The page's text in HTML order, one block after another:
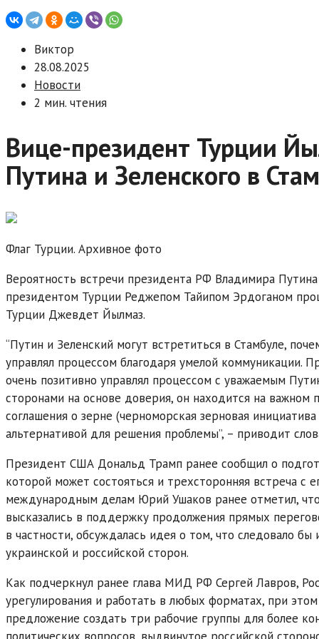
Виктор
28.08.2025
Новости
2 мин. чтения
Вице-президент Турции
Путина и Зеленского в
Флаг Турции. Архивное фото
Вероятность встречи президента РФ Владимира
президентом Турции Реджепом Тайипом Эрдоганом
Турции Джевдет Йылмаз.
“Путин и Зеленский могут встретиться в Стамбуле,
управлял процессом благодаря умелой коммуникации.
очень позитивно управлял процессом с уважаемым
сторонами на основе доверия, он находится на важном
соглашения о зерне (черноморская зерновая
альтернативой для решения проблемы”, – приводит
Президент США Дональд Трамп ранее сообщил о
которой может состояться и трехсторонняя встреча с
международным делам Юрий Ушаков ранее отметил,
высказались в поддержку продолжения прямых
в частности, обсуждалась идея о том, что следовало
украинской и российской сторон.
Как подчеркнул ранее глава МИД РФ Сергей Лавров,
урегулирования и работать в любых форматах, при
предложение создать три рабочие группы для более